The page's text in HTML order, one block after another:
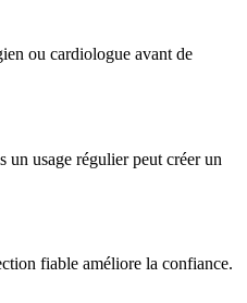
ou cardiologue avant de
un usage régulier peut créer un
fiable améliore la confiance.